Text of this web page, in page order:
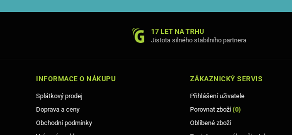
17 LET NA TRHU
Jistota silného stabilního partnera
INFORMACE O NÁKUPU
Splátkový prodej
Doprava a ceny
Obchodní podmínky
ZÁKAZNICKÝ SERVIS
Přihlášení uživatele
Porovnat zboží(0)
Oblíbené zboží